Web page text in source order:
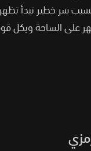
سر خطير تبدأ
على الساحة وبكل